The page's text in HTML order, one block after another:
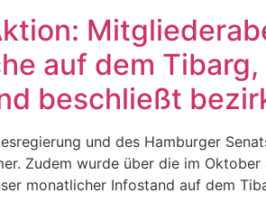
auf dem
beschließt
und des Hamburger
Zudem wurde über die im
monatlicher Infostand auf dem